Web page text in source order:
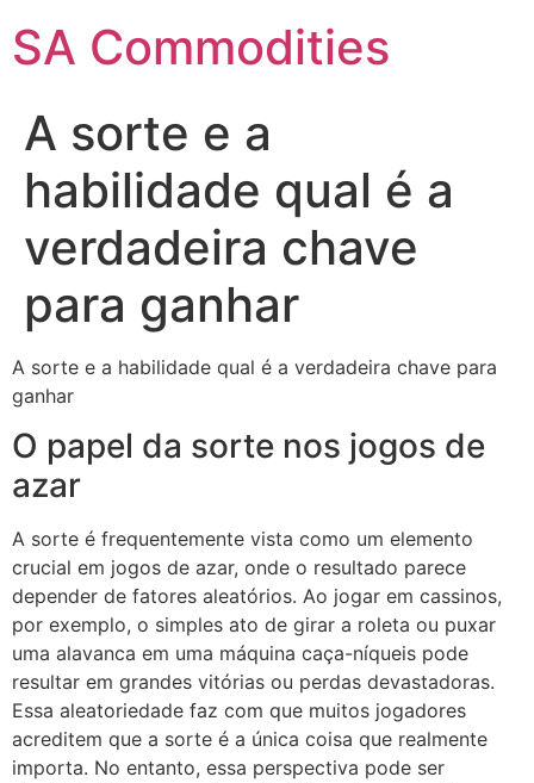
SA Commodities
A sorte e a
habilidade qual é a
verdadeira chave
para ganhar
A sorte e a habilidade qual é a verdadeira chave para
ganhar
O papel da sorte nos jogos de
azar
A sorte é frequentemente vista como um elemento
crucial em jogos de azar, onde o resultado parece
depender de fatores aleatórios. Ao jogar em cassinos,
por exemplo, o simples ato de girar a roleta ou puxar
uma alavanca em uma máquina caça-níqueis pode
resultar em grandes vitórias ou perdas devastadoras.
Essa aleatoriedade faz com que muitos jogadores
acreditem que a sorte é a única coisa que realmente
importa. No entanto, essa perspectiva pode ser